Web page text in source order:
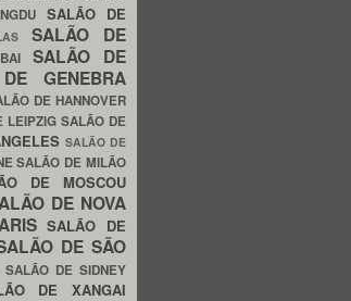
SALÃO DE
SALÃO DE
SALÃO DE
GENEBRA
DE HANNOVER
LEIPZIGSALÃO DE
SALÃO DE
SALÃO DE MILÃO
DE MOSCOU
DE NOVA
SALÃO DE
DE SÃO
SALÃO DE SIDNEY
DE XANGAI